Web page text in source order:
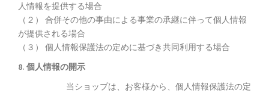
人情報を提供する場合
（２） 合併その他の事由による事業の承継に伴って個人情報
が提供される場合
（３） 個人情報保護法の定めに基づき共同利用する場合
8. 個人情報の開示
当ショップは、お客様から、個人情報保護法の定